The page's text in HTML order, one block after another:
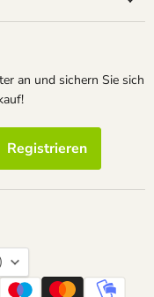
an und sichern Sie sich
Registrieren